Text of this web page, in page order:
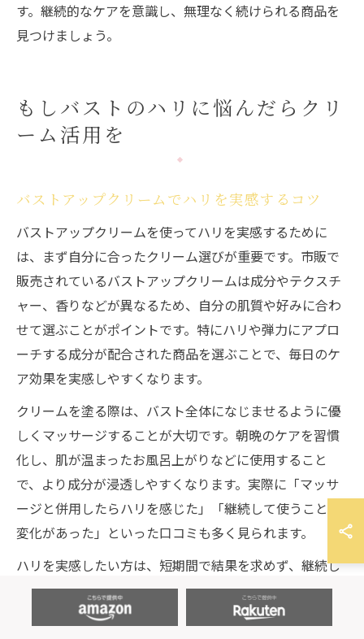
す。継続的なケアを意識し、無理なく続けられる商品を
見つけましょう。
もしバストのハリに悩んだらクリ
ーム活用を
バストアップクリームでハリを実感するコツ
バストアップクリームを使ってハリを実感するために
は、まず自分に合ったクリーム選びが重要です。市販で
販売されているバストアップクリームは成分やテクスチ
ャー、香りなどが異なるため、自分の肌質や好みに合わ
せて選ぶことがポイントです。特にハリや弾力にアプロ
ーチする成分が配合された商品を選ぶことで、毎日のケ
ア効果を実感しやすくなります。
クリームを塗る際は、バスト全体になじませるように優
しくマッサージすることが大切です。朝晩のケアを習慣
化し、肌が温まったお風呂上がりなどに使用すること
で、より成分が浸透しやすくなります。実際に「マッサ
ージと併用したらハリを感じた」「継続して使うことで
変化があった」といった口コミも多く見られます。
ハリを実感したい方は、短期間で結果を求めず、継続し
て使用することが成功のカギです。使い心地や香りも選
ぶ際のポイントとなるため、複数の商品を試してみるの